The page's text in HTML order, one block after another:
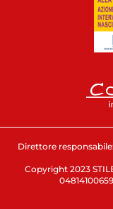
Direttore
Copyright 2023